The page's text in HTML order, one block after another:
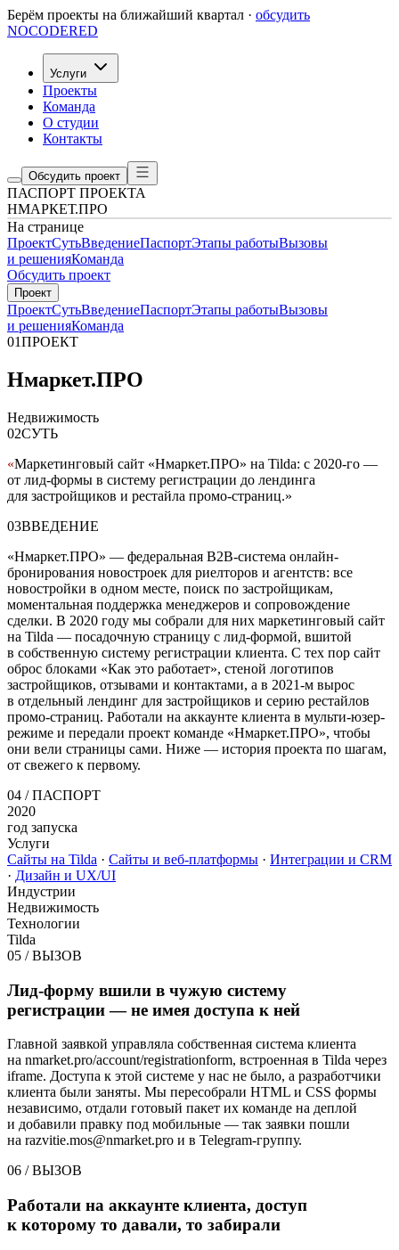
Берём проекты на ближайший квартал · обсудить
NOCODERED
Услуги
Проекты
Команда
О студии
Контакты
Обсудить проект
ПАСПОРТ ПРОЕКТА
НМАРКЕТ.ПРО
На странице
ПроектСутьВведениеПаспортЭтапы работыВызовы
и решенияКоманда
Обсудить проект
Проект
ПроектСутьВведениеПаспортЭтапы работыВызовы
и решенияКоманда
01ПРОЕКТ
Нмаркет.ПРО
Недвижимость
02СУТЬ
«Маркетинговый сайт «Нмаркет.ПРО» на Tilda: с 2020-го —
от лид-формы в систему регистрации до лендинга
для застройщиков и рестайла промо-страниц.»
03ВВЕДЕНИЕ
«Нмаркет.ПРО» — федеральная B2B-система онлайн-
бронирования новостроек для риелторов и агентств: все
новостройки в одном месте, поиск по застройщикам,
моментальная поддержка менеджеров и сопровождение
сделки. В 2020 году мы собрали для них маркетинговый сайт
на Tilda — посадочную страницу с лид-формой, вшитой
в собственную систему регистрации клиента. С тех пор сайт
оброс блоками «Как это работает», стеной логотипов
застройщиков, отзывами и контактами, а в 2021-м вырос
в отдельный лендинг для застройщиков и серию рестайлов
промо-страниц. Работали на аккаунте клиента в мульти-юзер-
режиме и передали проект команде «Нмаркет.ПРО», чтобы
они вели страницы сами. Ниже — история проекта по шагам,
от свежего к первому.
04 / ПАСПОРТ
2020
год запуска
Услуги
Сайты на Tilda · Сайты и веб-платформы · Интеграции и CRM
· Дизайн и UX/UI
Индустрии
Недвижимость
Технологии
Tilda
05 /ВЫЗОВ
Лид-форму вшили в чужую систему
регистрации — не имея доступа к ней
Главной заявкой управляла собственная система клиента
на nmarket.pro/account/registrationform, встроенная в Tilda через
iframe. Доступа к этой системе у нас не было, а разработчики
клиента были заняты. Мы пересобрали HTML и CSS формы
независимо, отдали готовый пакет их команде на деплой
и добавили правку под мобильные — так заявки пошли
на razvitie.mos@nmarket.pro и в Telegram-группу.
06 /ВЫЗОВ
Работали на аккаунте клиента, доступ
к которому то давали, то забирали